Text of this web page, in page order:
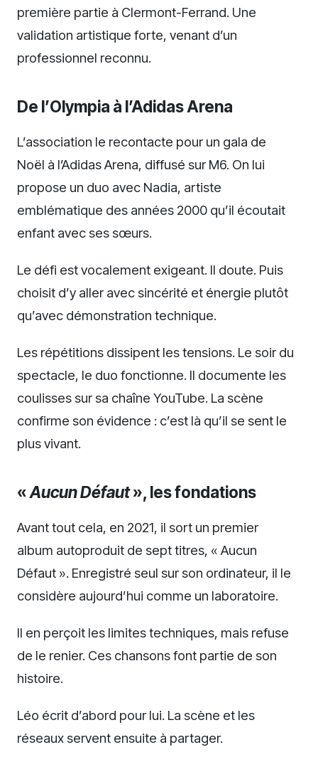
première partie à Clermont-Ferrand. Une
validation artistique forte, venant d’un
professionnel reconnu.
De l’Olympia à l’Adidas Arena
L’association le recontacte pour un gala de
Noël à l’Adidas Arena, diffusé sur M6. On lui
propose un duo avec Nadia, artiste
emblématique des années 2000 qu’il écoutait
enfant avec ses sœurs.
Le défi est vocalement exigeant. Il doute. Puis
choisit d’y aller avec sincérité et énergie plutôt
qu’avec démonstration technique.
Les répétitions dissipent les tensions. Le soir du
spectacle, le duo fonctionne. Il documente les
coulisses sur sa chaîne YouTube. La scène
confirme son évidence : c’est là qu’il se sent le
plus vivant.
«Aucun Défaut», les fondations
Avant tout cela, en 2021, il sort un premier
album autoproduit de sept titres, « Aucun
Défaut ». Enregistré seul sur son ordinateur, il le
considère aujourd’hui comme un laboratoire.
Il en perçoit les limites techniques, mais refuse
de le renier. Ces chansons font partie de son
histoire.
Léo écrit d’abord pour lui. La scène et les
réseaux servent ensuite à partager.